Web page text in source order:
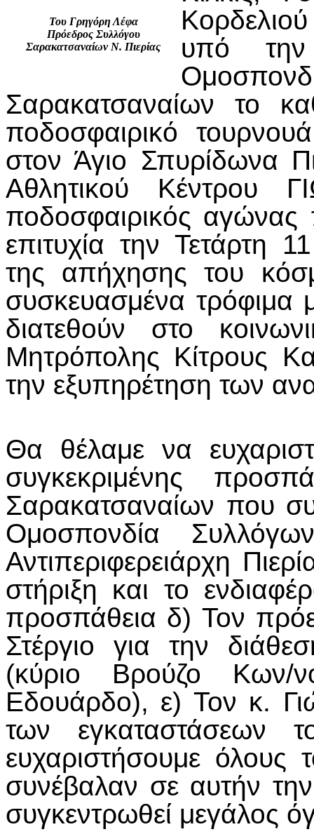
Του Γρηγόρη Λέφα
Πρόεδρος Συλλόγου
Σαρακατσαναίων Ν. Πιερίας
υπό την
Σαρακατσαναίων το
ποδοσφαιρικό
στον Άγιο Σπυρίδωνα
Αθλητικού Κέντρου
ποδοσφαιρικός αγώνας
επιτυχία την Τετάρτη
της απήχησης του
συσκευασμένα τρόφιμα
διατεθούν στο
Μητρόπολης Κίτρους
την εξυπηρέτηση των
Θα θέλαμε να
συγκεκριμένης
Σαρακατσαναίων που
Ομοσπονδία
Αντιπεριφερειάρχη
στήριξη και το
προσπάθεια δ) Τον
Στέργιο για την
(κύριο Βρούζο Κων/
Εδουάρδο), ε) Τον κ.
των εγκαταστάσεων
ευχαριστήσουμε
συνέβαλαν σε αυτήν
συγκεντρωθεί μεγάλος